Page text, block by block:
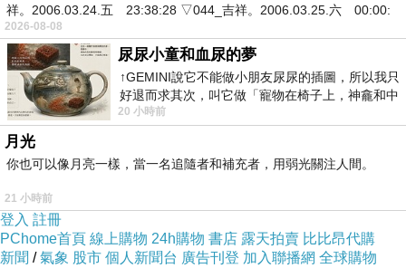
祥。2006.03.24.五 23:38:28 ▽044_吉祥。2006.03.25.六 00:00:
2026-08-08
尿尿小童和血尿的夢
↑GEMINI說它不能做小朋友尿尿的插圖，所以我只
好退而求其次，叫它做「寵物在椅子上，神龕和中
年人臉孔」的畫了。 六月底
20 小時前
月光
你也可以像月亮一樣，當一名追隨者和補充者，用弱光關注人間。
21 小時前
登入 註冊
PChome首頁 線上購物 24h購物 書店 露天拍賣 比比昂代購
新聞 /氣象 股市 個人新聞台 廣告刊登 加入聯播網 全球購物